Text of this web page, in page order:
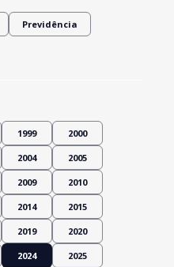
Previdência
1999 2000
2004 2005
2009 2010
2014 2015
2019 2020
2024 2025